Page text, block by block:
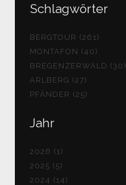
Schlagwörter
BERGTOUR (261)
MONTAFON (40)
BREGENZERWALD (30)
ARLBERG (27)
PFÄNDER (25)
Jahr
2026 (1)
2025 (5)
2024 (14)